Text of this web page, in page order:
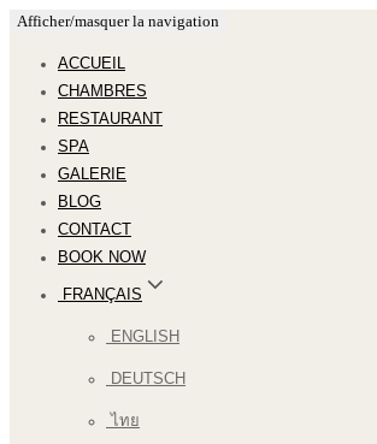
Afficher/masquer la navigation
ACCUEIL
CHAMBRES
RESTAURANT
SPA
GALERIE
BLOG
CONTACT
BOOK NOW
FRANÇAIS
ENGLISH
DEUTSCH
ไทย